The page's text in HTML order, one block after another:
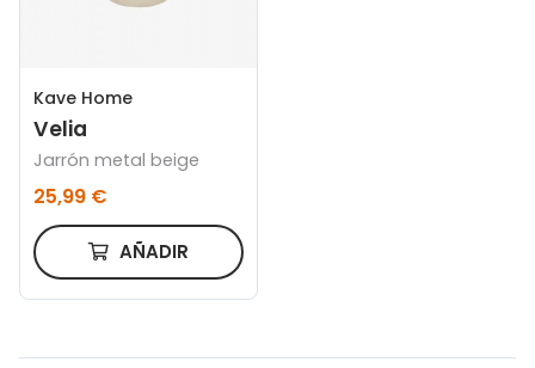
Kave Home
Velia
Jarrón metal beige
25,99 €
AÑADIR